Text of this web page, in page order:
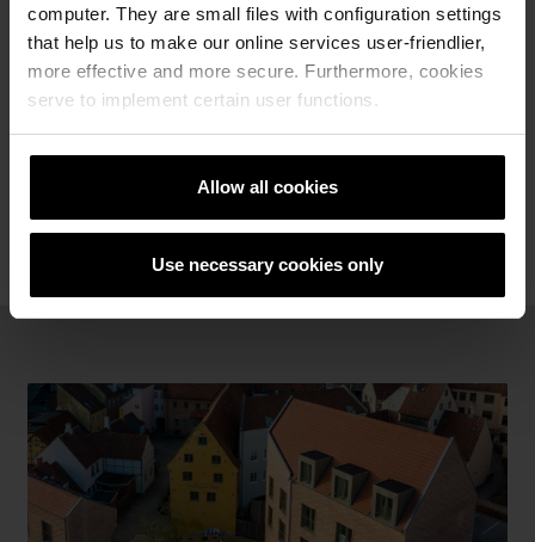
computer. They are small files with configuration settings
that help us to make our online services user-friendlier,
more effective and more secure. Furthermore, cookies
serve to implement certain user functions.
Allow all cookies
Use necessary cookies only
Projektets namn:Brf Rosenfred
Arkitekt: Fredblad Arkitekter
Byggherre och totalentreprenör: Skanska Sverige AB
EW2423 Twilight
EW2164 Limoux